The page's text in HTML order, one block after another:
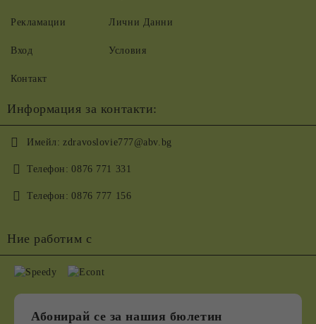
Рекламации
Вход
Контакт
Лични Данни
Условия
Информация за контакти:
Имейл: zdravoslovie777@abv.bg
Телефон: 0876 771 331
Телефон: 0876 777 156
Ние работим с
Абонирай се за нашия бюлетин